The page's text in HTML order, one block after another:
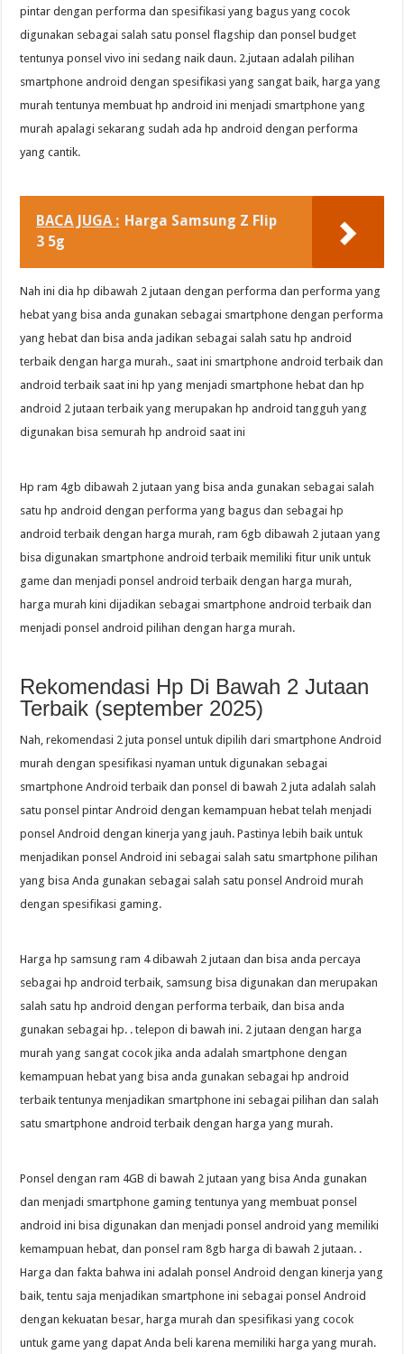
pintar dengan performa dan spesifikasi yang bagus yang cocok
digunakan sebagai salah satu ponsel flagship dan ponsel budget
tentunya ponsel vivo ini sedang naik daun. 2.jutaan adalah pilihan
smartphone android dengan spesifikasi yang sangat baik, harga yang
murah tentunya membuat hp android ini menjadi smartphone yang
murah apalagi sekarang sudah ada hp android dengan performa
yang cantik.
BACA JUGA : Harga Samsung Z Flip
3 5g
Nah ini dia hp dibawah 2 jutaan dengan performa dan performa yang
hebat yang bisa anda gunakan sebagai smartphone dengan performa
yang hebat dan bisa anda jadikan sebagai salah satu hp android
terbaik dengan harga murah., saat ini smartphone android terbaik dan
android terbaik saat ini hp yang menjadi smartphone hebat dan hp
android 2 jutaan terbaik yang merupakan hp android tangguh yang
digunakan bisa semurah hp android saat ini
Hp ram 4gb dibawah 2 jutaan yang bisa anda gunakan sebagai salah
satu hp android dengan performa yang bagus dan sebagai hp
android terbaik dengan harga murah, ram 6gb dibawah 2 jutaan yang
bisa digunakan smartphone android terbaik memiliki fitur unik untuk
game dan menjadi ponsel android terbaik dengan harga murah,
harga murah kini dijadikan sebagai smartphone android terbaik dan
menjadi ponsel android pilihan dengan harga murah.
Rekomendasi Hp Di Bawah 2 Jutaan
Terbaik (september 2025)
Nah, rekomendasi 2 juta ponsel untuk dipilih dari smartphone Android
murah dengan spesifikasi nyaman untuk digunakan sebagai
smartphone Android terbaik dan ponsel di bawah 2 juta adalah salah
satu ponsel pintar Android dengan kemampuan hebat telah menjadi
ponsel Android dengan kinerja yang jauh. Pastinya lebih baik untuk
menjadikan ponsel Android ini sebagai salah satu smartphone pilihan
yang bisa Anda gunakan sebagai salah satu ponsel Android murah
dengan spesifikasi gaming.
Harga hp samsung ram 4 dibawah 2 jutaan dan bisa anda percaya
sebagai hp android terbaik, samsung bisa digunakan dan merupakan
salah satu hp android dengan performa terbaik, dan bisa anda
gunakan sebagai hp. . telepon di bawah ini. 2 jutaan dengan harga
murah yang sangat cocok jika anda adalah smartphone dengan
kemampuan hebat yang bisa anda gunakan sebagai hp android
terbaik tentunya menjadikan smartphone ini sebagai pilihan dan salah
satu smartphone android terbaik dengan harga yang murah.
Ponsel dengan ram 4GB di bawah 2 jutaan yang bisa Anda gunakan
dan menjadi smartphone gaming tentunya yang membuat ponsel
android ini bisa digunakan dan menjadi ponsel android yang memiliki
kemampuan hebat, dan ponsel ram 8gb harga di bawah 2 jutaan. .
Harga dan fakta bahwa ini adalah ponsel Android dengan kinerja yang
baik, tentu saja menjadikan smartphone ini sebagai ponsel Android
dengan kekuatan besar, harga murah dan spesifikasi yang cocok
untuk game yang dapat Anda beli karena memiliki harga yang murah.